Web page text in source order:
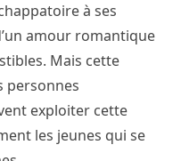
à ses
amour romantique
Mais cette
personnes
exploiter cette
les jeunes qui se